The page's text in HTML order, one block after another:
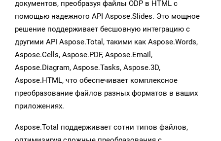
документов, преобразуя файлы ODP в HTML с
помощью надежного API Aspose.Slides. Это мощное
решение поддерживает бесшовную интеграцию с
другими API Aspose.Total, такими как Aspose.Words,
Aspose.Cells, Aspose.PDF, Aspose.Email,
Aspose.Diagram, Aspose.Tasks, Aspose.3D,
Aspose.HTML, что обеспечивает комплексное
преобразование файлов разных форматов в ваших
приложениях.
Aspose.Total поддерживает сотни типов файлов,